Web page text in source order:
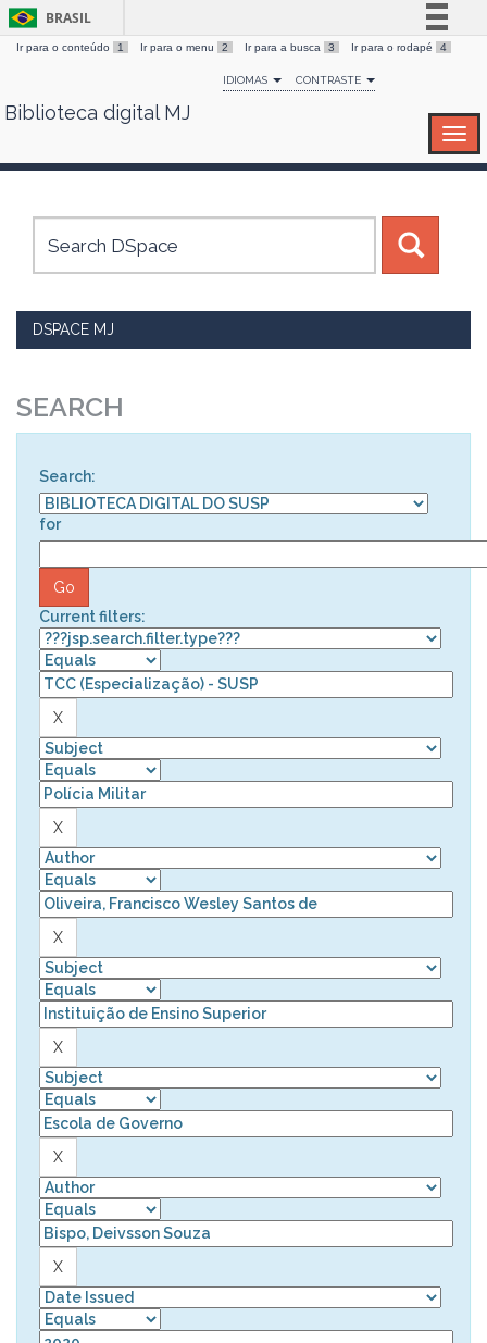
Skip
BRASIL
Simplifique!
Comunica BR
Canais
Ir para o conteúdo 1 Ir para o menu 2 Ir para a busca 3 Ir para o rodapé 4
IDIOMAS CONTRASTE
Biblioteca digital MJ
DSPACE MJ
SEARCH
Search:
for
Current filters: